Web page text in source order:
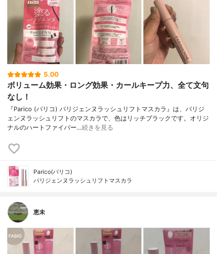
5.00
ボリューム効果・ロング効果・カールキープ力、全て文句
なし！
『Parico (パリコ) パリジェンヌラッシュリフトマスカラ』は、パリジ
ェンヌラッシュリフトのマスカラで、色はリッチブラックです。オリジ
ナルのハートファイバー…続きを見る
Parico(パリコ)
パリジェンヌラッシュリフトマスカラ
恵未